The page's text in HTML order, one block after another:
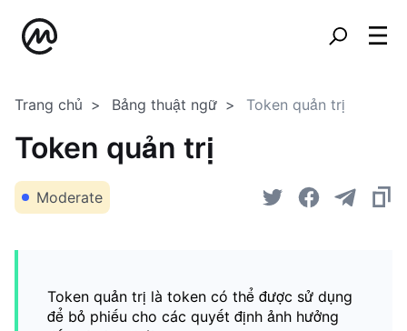
Trang chủ Bảng thuật ngữ Token quản trị
Token quản trị
Moderate
Token quản trị là token có thể được sử dụng
để bỏ phiếu cho các quyết định ảnh hưởng